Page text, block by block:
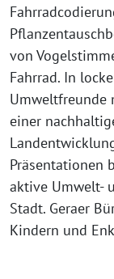
von
Fahrrad. In
Umweltfreunde
einer
Präsentationen
aktive Umwelt-
Stadt. Geraer
Kindern und